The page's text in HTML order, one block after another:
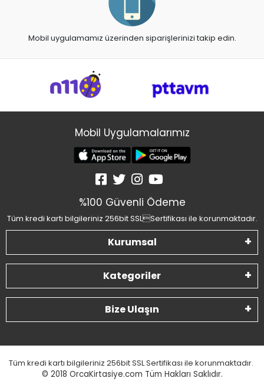
Mobil uygulamamız üzerinden siparişlerinizi takip edin.
Mobil Uygulamalarımız
%100 Güvenli Ödeme
Tüm kredi kartı bilgileriniz 256bit SSLSertifikası ile korunmaktadır.
Kurumsal
Kategoriler
Bize Ulaşın
Tüm kredi kartı bilgileriniz 256bit SSL Sertifikası ile korunmaktadır.
© 2018 OrcaKirtasiye.com Tüm Hakları Saklıdır.